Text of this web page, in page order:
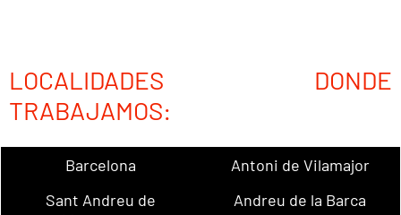
LOCALIDADES DONDE
TRABAJAMOS:
Barcelona
Antoni de Vilamajor
Sant Andreu de
Andreu de la Barca